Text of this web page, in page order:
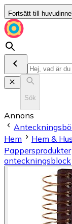
Fortsätt till
Sök
Annons
Hem
Hem &
Pappersprodukter
anteckningsblock